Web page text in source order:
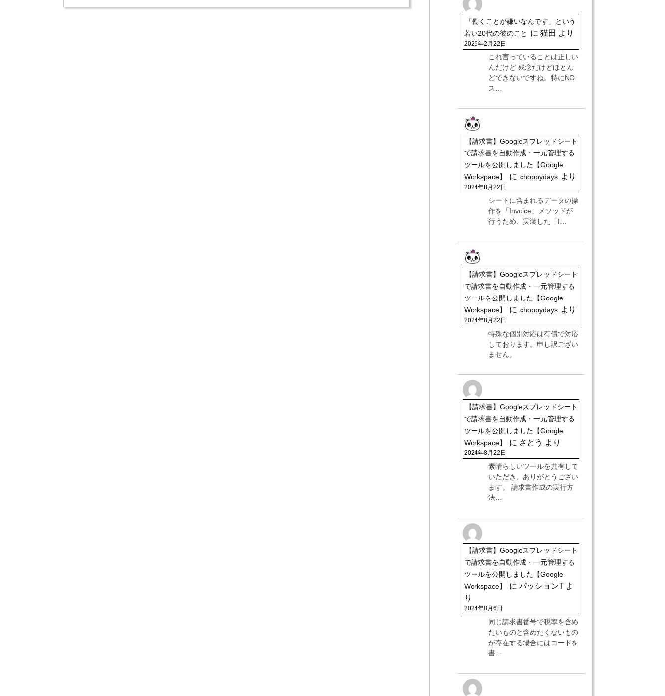
「働くことが嫌いなんです」という
若い20代の彼のこと
に 猫田 より
2026年2月22日
これ言っていることは正しい
んだけど 残念だけどほとん
どできないですね。特にNO
ス…
【請求書】Googleスプレッドシート
で請求書を自動作成・一元管理する
ツールを公開しました【Google
Workspace】
に choppydays より
2024年8月22日
シートに含まれるデータの操
作を「Invoice」メソッドが
行うため、実装した「I…
【請求書】Googleスプレッドシート
で請求書を自動作成・一元管理する
ツールを公開しました【Google
Workspace】
に choppydays より
2024年8月22日
特殊な個別対応は有償で対応
しております。申し訳ござい
ません。
【請求書】Googleスプレッドシート
で請求書を自動作成・一元管理する
ツールを公開しました【Google
Workspace】
に さとう より
2024年8月22日
素晴らしいツールを共有して
いただき、ありがとうござい
ます。 請求書作成の実行方
法…
【請求書】Googleスプレッドシート
で請求書を自動作成・一元管理する
ツールを公開しました【Google
Workspace】
に パッションT よ
り
2024年8月6日
同じ請求書番号で税率を含め
たいものと含めたくないもの
が存在する場合にはコードを
書…